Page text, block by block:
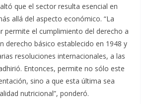
que el sector resulta esencial en
allá del aspecto económico. “La
permite el cumplimiento del derecho a
derecho básico establecido en 1948 y
resoluciones internacionales, a las
Entonces, permite no sólo este
sino a que esta última sea
nutricional”, ponderó.